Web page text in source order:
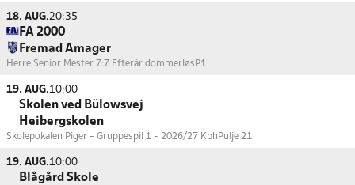
18. AUG.20:35
FA 2000
Fremad Amager
Herre Senior Mester 7:7 Efterår dommerløs P1
19. AUG.10:00
Skolen ved Bülowsvej
Heibergskolen
Skolepokalen Piger - Gruppespil 1 - 2026/27 Kbh Pulje 21
19. AUG.10:00
Blågård Skole